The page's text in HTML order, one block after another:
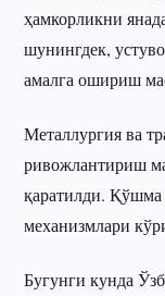
ҳамкорликни
шунингдек,
амалга ошириш
Металлургия ва
ривожлантириш
қаратилди.
механизмлари
Бугунги кунда